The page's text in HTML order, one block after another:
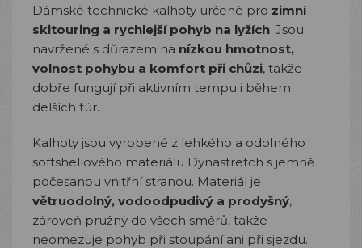
Dámské technické kalhoty určené pro zimní
skitouring a rychlejší pohyb na lyžích. Jsou
navržené s důrazem na nízkou hmotnost,
volnost pohybu a komfort při chůzi, takže
dobře fungují při aktivním tempu i během
delších túr.
Kalhoty jsou vyrobené z lehkého a odolného
softshellového materiálu Dynastretch s jemně
počesanou vnitřní stranou. Materiál je
větruodolný, vodoodpudivý a prodyšný,
zároveň pružný do všech směrů, takže
neomezuje pohyb při stoupání ani při sjezdu.